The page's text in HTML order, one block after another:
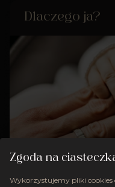
Dlaczego ja?
Zgoda na
Wykorzystujemy pliki